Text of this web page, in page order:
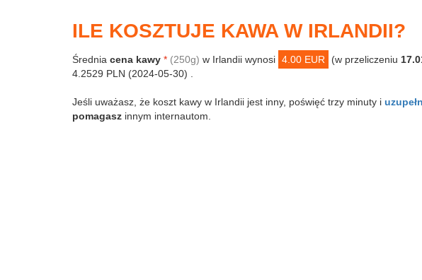
ILE KOSZTUJE KAWA W IRLANDII?
Średnia cena kawy * (250g) w Irlandii wynosi 4.00 EUR (w przeliczeniu
4.2529 PLN (2024-05-30) .
Jeśli uważasz, że koszt kawy w Irlandii jest inny, poświęć trzy minuty i
pomagasz innym internautom.